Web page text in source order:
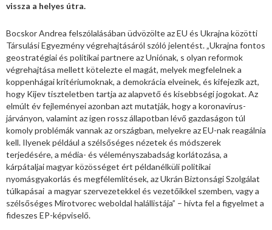
vissza a helyes útra.
Bocskor Andrea felszólalásában üdvözölte az EU és Ukrajna közötti
Társulási Egyezmény végrehajtásáról szóló jelentést. „Ukrajna fontos
geostratégiai és politikai partnere az Uniónak, s olyan reformok
végrehajtása mellett kötelezte el magát, melyek megfelelnek a
koppenhágai kritériumoknak, a demokrácia elveinek, és kifejezik azt,
hogy Kijev tiszteletben tartja az alapvető és kisebbségi jogokat. Az
elmúlt év fejleményei azonban azt mutatják, hogy a koronavírus-
járványon, valamint az igen rossz állapotban lévő gazdaságon túl
komoly problémák vannak az országban, melyekre az EU-nak reagálnia
kell. Ilyenek például a szélsőséges nézetek és módszerek
terjedésére, a média- és véleményszabadság korlátozása, a
kárpátaljai magyar közösséget ért példanélküli politikai
nyomásgyakorlás és megfélemlítések, az Ukrán Biztonsági Szolgálat
túlkapásai a magyar szervezetekkel és vezetőikkel szemben, vagy a
szélsőséges Mirotvorec weboldal halállistája” – hívta fel a figyelmet a
fideszes EP-képviselő.